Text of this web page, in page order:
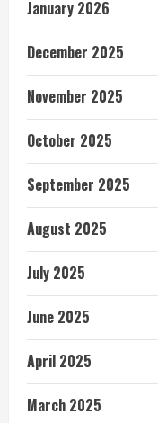
January 2026
December 2025
November 2025
October 2025
September 2025
August 2025
July 2025
June 2025
April 2025
March 2025